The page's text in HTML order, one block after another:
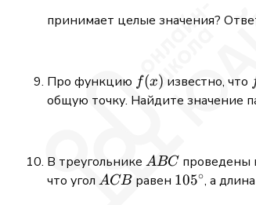
принимает целые значения?
Про функцию f(x)
f(x) известно, что
общую точку. Найдите значение
В треугольнике ABC
ABC
что угол ACB
ACBравен 105^\circ
105∘, а длина